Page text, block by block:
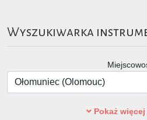
Wyszukiwarka
Pokaż